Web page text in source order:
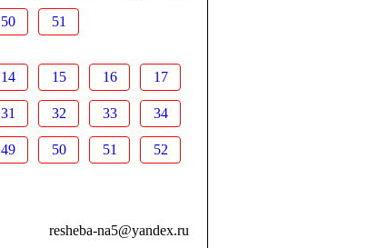
50 51
14 15 16 17
31 32 33 34
49 50 51 52
resheba-na5@yandex.ru